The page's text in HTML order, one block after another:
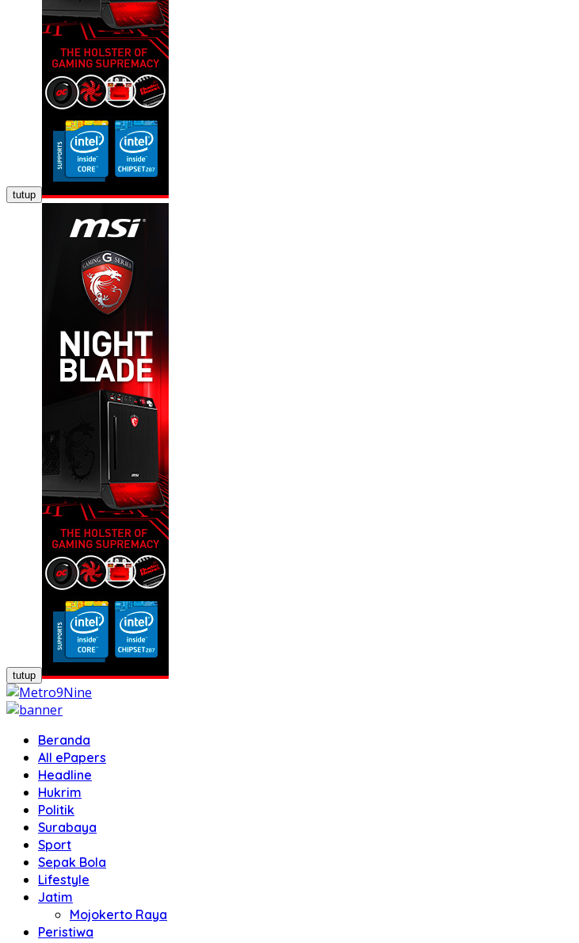
tutup
tutup
Beranda
All ePapers
Headline
Hukrim
Politik
Surabaya
Sport
Sepak Bola
Lifestyle
Jatim
Mojokerto Raya
Peristiwa